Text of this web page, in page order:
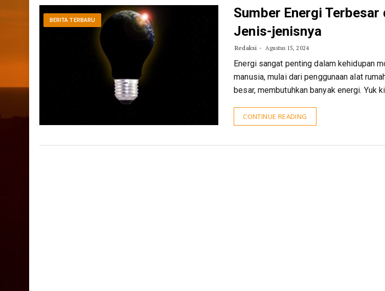
BERITA TERBARU
Sumber Energi
Jenis-jenisnya
Redaksi Agustus 15, 2024
Energi sangat penting dalam kehidupan
manusia, mulai dari penggunaan alat
besar, membutuhkan banyak energi. Yuk
CONTINUE READING